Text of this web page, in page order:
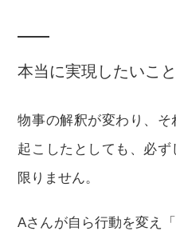
本当に実現したいこ
物事の解釈が変わり、
起こしたとしても、必
限りません。
Aさんが自ら行動を変え